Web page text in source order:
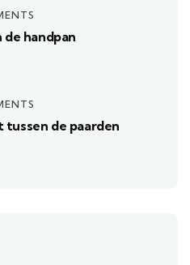
de handpan
tussen de paarden